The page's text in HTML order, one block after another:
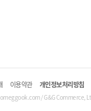
이용약관 개인정보처리방침
/ G&G Commerce,